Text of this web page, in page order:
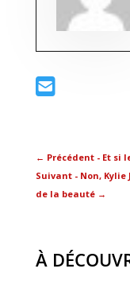
← Précédent - Et si
Suivant - Non,
de la beauté→
À